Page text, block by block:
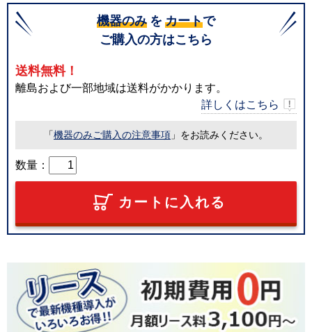
機器のみ を カートで
ご購入の方はこちら
送料無料！
離島および一部地域は送料がかかります。
詳しくはこちら
「機器のみご購入の注意事項 」をお読みください。
数量：
カートに入れる